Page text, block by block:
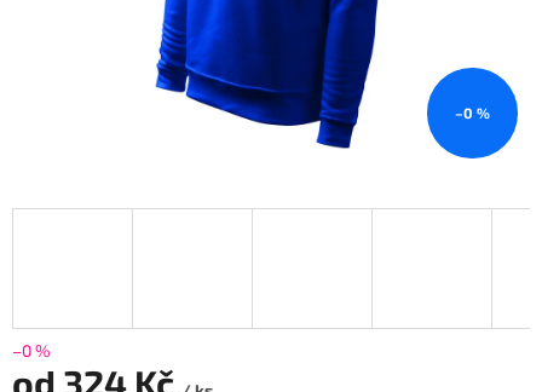
–0 %
–0 %
od 324 Kč